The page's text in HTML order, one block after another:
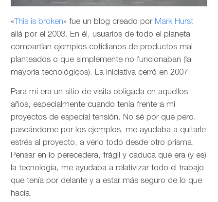
« This is broken» fue un blog creado por Mark Hurst
allá por el 2003. En él, usuarios de todo el planeta
compartían ejemplos cotidianos de productos mal
planteados o que simplemente no funcionaban (la
mayoría tecnológicos). La iniciativa cerró en 2007.
Para mi era un sitio de visita obligada en aquellos
años, especialmente cuando tenía frente a mi
proyectos de especial tensión. No sé por qué pero,
paseándome por los ejemplos, me ayudaba a quitarle
estrés al proyecto, a verlo todo desde otro prisma.
Pensar en lo perecedera, frágil y caduca que era (y es)
la tecnología, me ayudaba a relativizar todo el trabajo
que tenía por delante y a estar más seguro de lo que
hacía.